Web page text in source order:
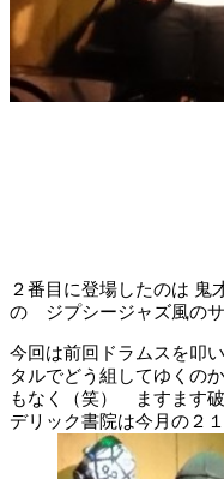
２番目に登場したのは
の ジプシージャズ風のサ
今回は前回ドラムスを叩
タルでどう組してゆくの
もなく（笑） ますます
デリック書院は今月の２